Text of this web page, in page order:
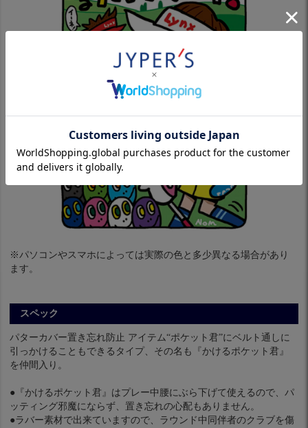
※パソコンやスマホによっては実際の色と多少異なる場合があり
ます。
スペック
パターカバー置き忘れ防止 アイテム“ポケット君”にベルト通しに
引っかけることもできるタイプ、その名も『かけるポケット君』
を仲間入り。
●『かけるポケット君』はプレー中腰にぶら下げて使えるので、パ
ッティング邪魔にならず、置き忘れの心配もありません。
●ラバー素材で出来ていますので、ラウンド中同伴者のクラブを傷